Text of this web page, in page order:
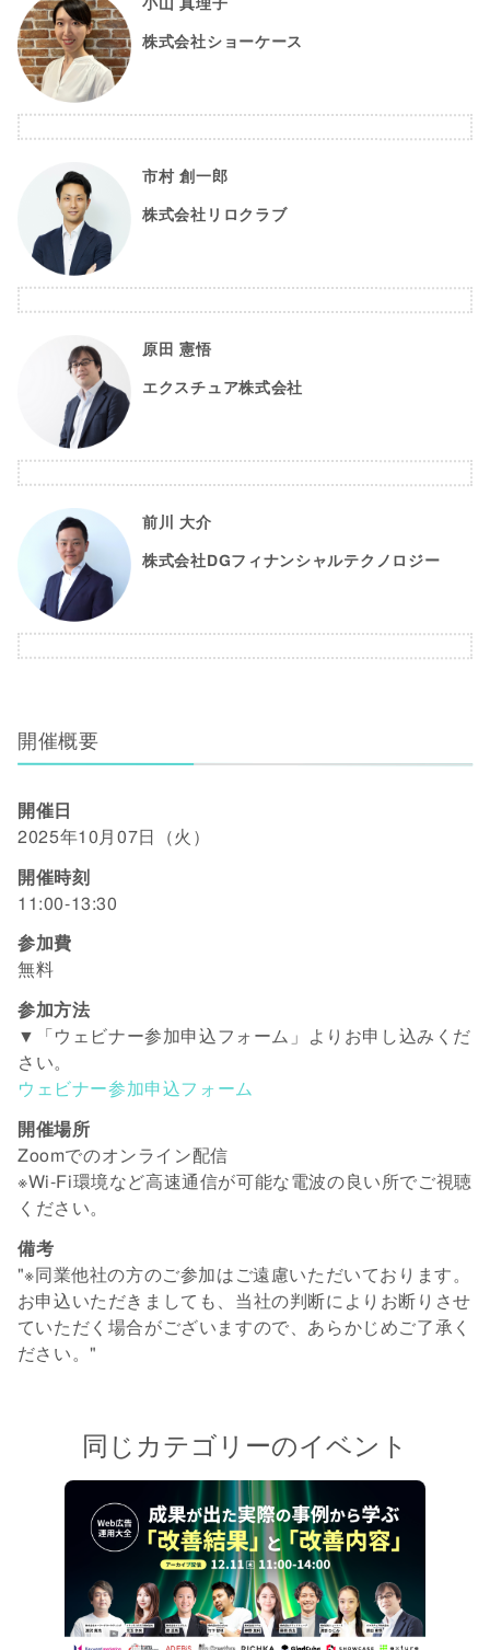
株式会社ショーケース
市村 創一郎
株式会社リロクラブ
原田 憲悟
エクスチュア株式会社
前川 大介
株式会社DGフィナンシャルテクノロジー
開催概要
開催日
2025年10月07日（火）
開催時刻
11:00-13:30
参加費
無料
参加方法
▼「ウェビナー参加申込フォーム」よりお申し込みくだ
さい。
ウェビナー参加申込フォーム
開催場所
Zoomでのオンライン配信
※Wi-Fi環境など高速通信が可能な電波の良い所でご視聴
ください。
備考
"※同業他社の方のご参加はご遠慮いただいております。
お申込いただきましても、当社の判断によりお断りさせ
ていただく場合がございますので、あらかじめご了承く
ださい。"
同じカテゴリーのイベント